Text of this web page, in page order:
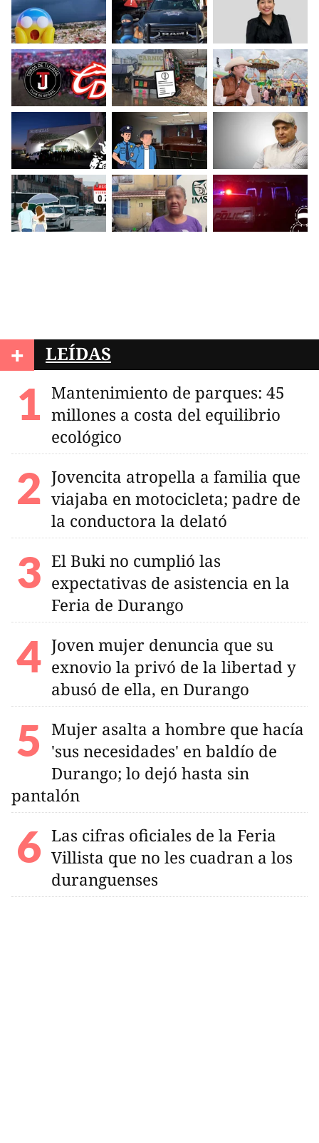
+ LEÍDAS
Mantenimiento de parques: 45
millones a costa del equilibrio
ecológico
Jovencita atropella a familia que
viajaba en motocicleta; padre de
la conductora la delató
El Buki no cumplió las
expectativas de asistencia en la
Feria de Durango
Joven mujer denuncia que su
exnovio la privó de la libertad y
abusó de ella, en Durango
Mujer asalta a hombre que hacía
'sus necesidades' en baldío de
Durango; lo dejó hasta sin
pantalón
Las cifras oficiales de la Feria
Villista que no les cuadran a los
duranguenses